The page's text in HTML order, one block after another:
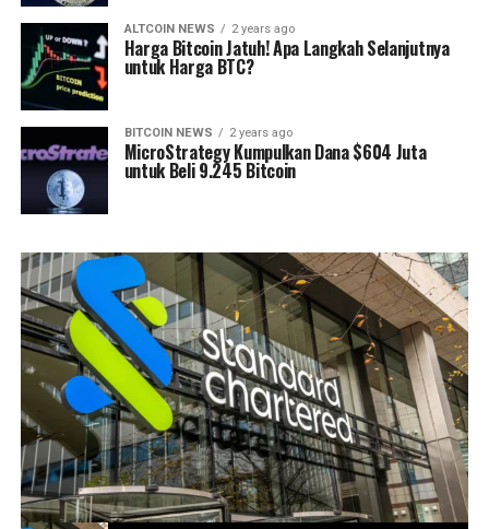
ALTCOIN NEWS 2 years ago
Harga Bitcoin Jatuh! Apa Langkah Selanjutnya
untuk Harga BTC?
BITCOIN NEWS 2 years ago
MicroStrategy Kumpulkan Dana $604 Juta
untuk Beli 9.245 Bitcoin